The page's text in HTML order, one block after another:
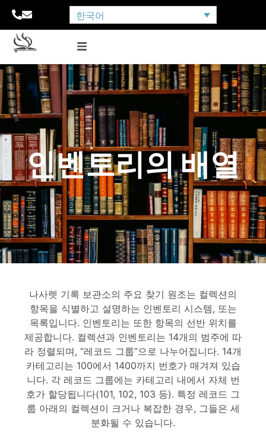
한국어
인벤토리의 배열
나사렛 기록 보관소의 주요 찾기 원조는 컬렉션의
항목을 식별하고 설명하는 인벤토리 시스템, 또는
목록입니다. 인벤토리는 또한 항목의 선반 위치를
제공합니다. 컬렉션과 인벤토리는 14개의 범주에 따
라 정렬되며, “레코드 그룹”으로 나누어집니다. 14개
카테고리는 100에서 1400까지 번호가 매겨져 있습
니다. 각 레코드 그룹에는 카테고리 내에서 자체 번
호가 할당됩니다(101, 102, 103 등). 특정 레코드 그
룹 아래의 컬렉션이 크거나 복잡한 경우, 그들은 세
분화될 수 있습니다.